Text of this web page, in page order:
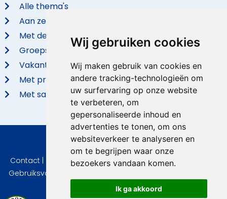
Wij gebruiken cookies
Wij maken gebruik van cookies en
andere tracking-technologieën om
uw surfervaring op onze website
te verbeteren, om
gepersonaliseerde inhoud en
advertenties te tonen, om ons
websiteverkeer te analyseren en
om te begrijpen waar onze
bezoekers vandaan komen.
Ik ga akkoord
Alle thema's
Aan zee
Met de hond
Groepsaccommodaties
Vakantieparken
Met privé zwembad
Met sauna
© 2026 VidaVilla.com
Contact Privacy|Cookie instellingen|Herroepingsrecht
Gebruiksvoorwaarden